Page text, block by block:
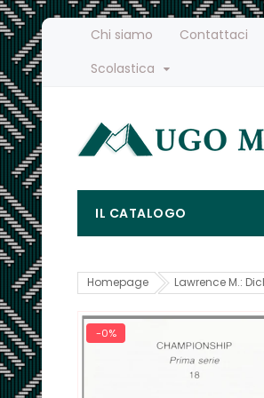
Chi siamo Contattaci
Scolastica
IL CATALOGO
Homepage Lawrence M.:
-0%